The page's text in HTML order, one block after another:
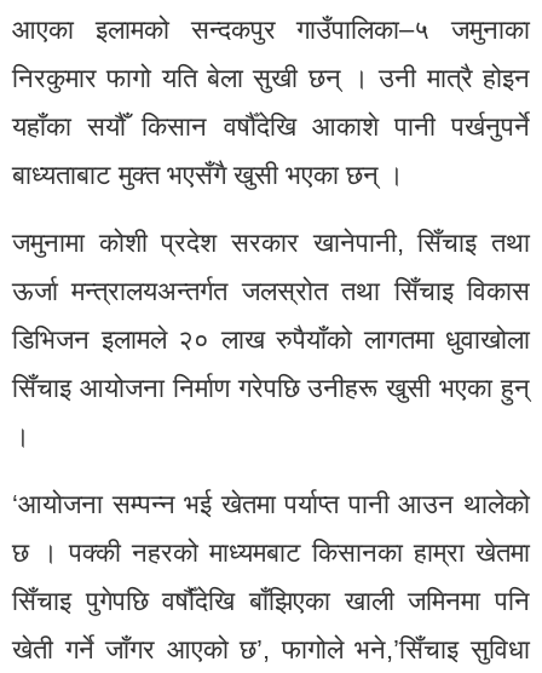
आएका इलामको सन्दकपुर गाउँपालिका–५ जमुनाका
निरकुमार फागो यति बेला सुखी छन् । उनी मात्रै होइन
यहाँका सयौँ किसान वर्षौँदेखि आकाशे पानी पर्खनुपर्ने
बाध्यताबाट मुक्त भएसँगै खुसी भएका छन् ।
जमुनामा कोशी प्रदेश सरकार खानेपानी, सिँचाइ तथा
ऊर्जा मन्त्रालयअन्तर्गत जलस्रोत तथा सिँचाइ विकास
डिभिजन इलामले २० लाख रुपैयाँको लागतमा धुवाखोला
सिँचाइ आयोजना निर्माण गरेपछि उनीहरू खुसी भएका हुन्
।
‘आयोजना सम्पन्न भई खेतमा पर्याप्त पानी आउन थालेको
छ । पक्की नहरको माध्यमबाट किसानका हाम्रा खेतमा
सिँचाइ पुगेपछि वर्षौँंदेखि बाँझिएका खाली जमिनमा पनि
खेती गर्ने जाँगर आएको छ’, फागोले भने,’सिँचाइ सुविधा